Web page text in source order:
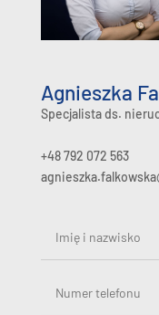
Agnieszka
Specjalista ds.
+48 792 072 563